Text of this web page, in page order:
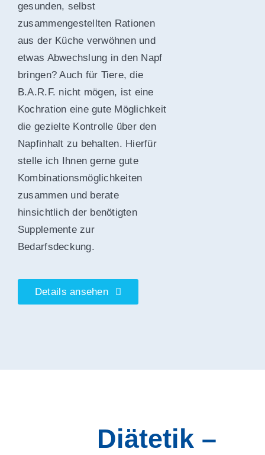
gesunden, selbst
zusammengestellten Rationen
aus der Küche verwöhnen und
etwas Abwechslung in den Napf
bringen? Auch für Tiere, die
B.A.R.F. nicht mögen, ist eine
Kochration eine gute Möglichkeit
die gezielte Kontrolle über den
Napfinhalt zu behalten. Hierfür
stelle ich Ihnen gerne gute
Kombinationsmöglichkeiten
zusammen und berate
hinsichtlich der benötigten
Supplemente zur
Bedarfsdeckung.
Details ansehen
Diätetik –